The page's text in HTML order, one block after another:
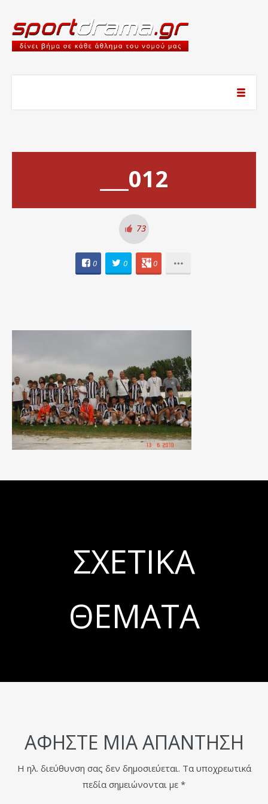
___012
73
0 0 0
ΣΧΕΤΙΚΆ
ΘΈΜΑΤΑ
ΑΦΉΣΤΕ ΜΙΑ ΑΠΆΝΤΗΣΗ
Η ηλ. διεύθυνση σας δεν δημοσιεύεται. Τα υποχρεωτικά
πεδία σημειώνονται με *